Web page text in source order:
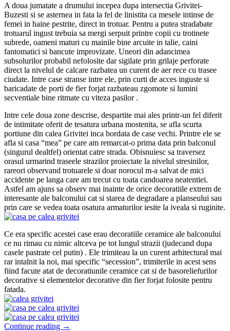
A doua jumatate a drumului incepea dupa intersectia Grivitei-
Buzesti si se asternea in fata la fel de linistita ca mesele intinse de
femei in haine pestrite, direct in trotuar. Pentru a putea stradabate
trotuarul ingust trebuia sa mergi serpuit printre copii cu trotinete
subrede, oameni maturi cu mainile bine arcuite in talie, caini
fantomatici si bancute improvizate. Uneori din adancimea
subsolurilor probabil nefolosite dar sigilate prin grilaje perforate
direct la nivelul de calcare razbatea un curent de aer rece cu trasee
ciudate. Intre case stranse intre ele, prin curti de acces inguste si
baricadate de porti de fier forjat razbateau zgomote si lumini
secventiale bine ritmate cu viteza pasilor .
Intre cele doua zone descrise, despartite mai ales printr-un fel diferit
de intimitate oferit de tesatura urbana mostenita, se afla scurta
portiune din calea Grivitei inca bordata de case vechi. Printre ele se
afla si casa “mea” pe care am remarcat-o prima data prin balconul
(singurul dealtfel) orientat catre strada. Obisnuiesc sa traversez
orasul urmarind traseele strazilor proiectate la nivelul stresinilor,
rareori observand trotuarele si doar norocul m-a salvat de mici
accidente pe langa care am trecut cu toata candoarea neatentiei.
Astfel am ajuns sa observ mai inainte de orice decoratiile extrem de
interesante ale balconului cat si starea de degradare a planseului sau
prin care se vedea toata osatura armaturilor iesite la iveala si ruginite.
Ce era specific acestei case erau decoratiile ceramice ale balconului
ce nu rimau cu nimic altceva pe tot lungul strazii (judecand dupa
casele pastrate cel putin) . Ele trimiteau la un curent arhitectural mai
rar intalnit la noi, mai specific “secession”, trimiterile in acest sens
fiind facute atat de decoratiunile ceramice cat si de basoreliefurilor
decorative si elementelor decorative din fier forjat folosite pentru
fatada.
Continue reading →